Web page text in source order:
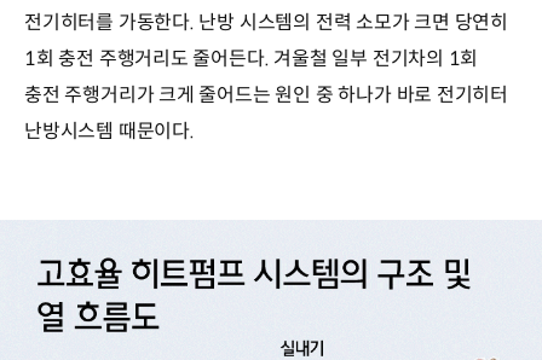
전기히터를 가동한다. 난방 시스템의 전력 소모가 크면 당연히
1회 충전 주행거리도 줄어든다. 겨울철 일부 전기차의 1회
충전 주행거리가 크게 줄어드는 원인 중 하나가 바로 전기히터
난방시스템 때문이다.